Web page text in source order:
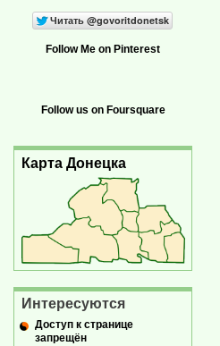
Follow Me on Pinterest
Follow us on Foursquare
Карта Донецка
Интересуются
Доступ к странице
запрещён